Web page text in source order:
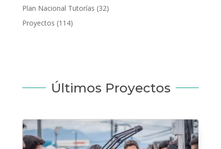
Plan Nacional Tutorías (32)
Proyectos (114)
Últimos Proyectos